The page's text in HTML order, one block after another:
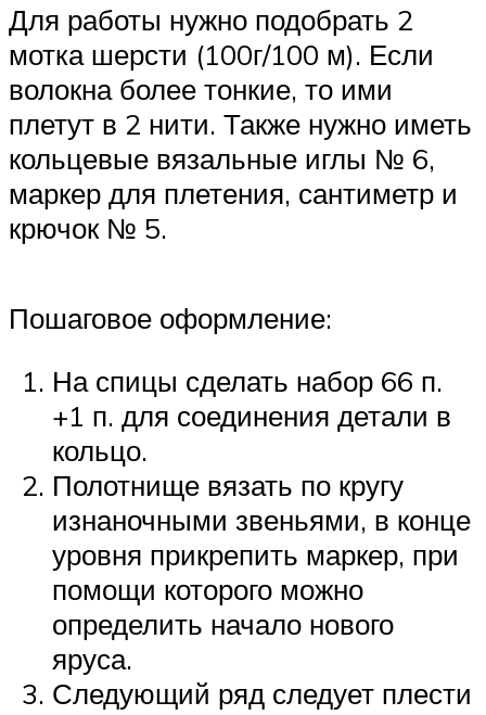
Для работы нужно подобрать 2
мотка шерсти (100г/100 м). Если
волокна более тонкие, то ими
плетут в 2 нити. Также нужно иметь
кольцевые вязальные иглы № 6,
маркер для плетения, сантиметр и
крючок № 5.
Пошаговое оформление:
На спицы сделать набор 66 п.
+1 п. для соединения детали в
кольцо.
Полотнище вязать по кругу
изнаночными звеньями, в конце
уровня прикрепить маркер, при
помощи которого можно
определить начало нового
яруса.
Следующий ряд следует плести